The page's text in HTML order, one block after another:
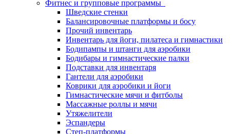
Фитнес и групповые программы
Шведские стенки
Балансировочные платформы и босу
Прочий инвентарь
Инвентарь для йоги, пилатеса и гимнастики
Бодипампы и штанги для аэробики
Бодибары и гимнастические палки
Подставки для инвентаря
Гантели для аэробики
Коврики для аэробики и йоги
Гимнастические мячи и фитболы
Массажные роллы и мячи
Утяжелители
Эспандеры
Степ-платформы